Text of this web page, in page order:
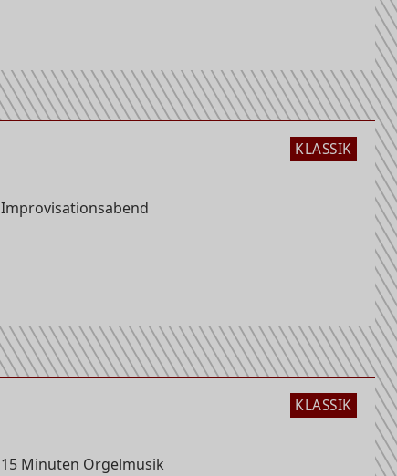
KLASSIK
Improvisationsabend
KLASSIK
15 Minuten Orgelmusik